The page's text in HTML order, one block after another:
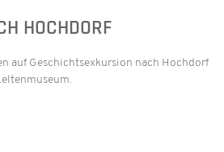
HOCHDORF
auf Geschichtsexkursion nach Hochdorf